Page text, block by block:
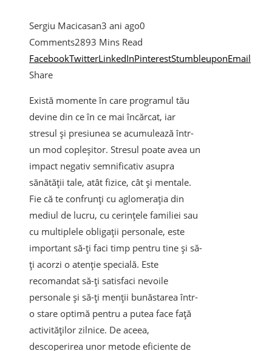
Sergiu Macicasan3 ani ago0
Comments2893 Mins Read
FacebookTwitterLinkedInPinterestStumbleuponEmail
Share
Există momente în care programul tău
devine din ce în ce mai încărcat, iar
stresul și presiunea se acumulează într-
un mod copleșitor. Stresul poate avea un
impact negativ semnificativ asupra
sănătății tale, atât fizice, cât și mentale.
Fie că te confrunți cu aglomerația din
mediul de lucru, cu cerințele familiei sau
cu multiplele obligații personale, este
important să-ți faci timp pentru tine și să-
ți acorzi o atenție specială. Este
recomandat să-ți satisfaci nevoile
personale și să-ți menții bunăstarea într-
o stare optimă pentru a putea face față
activităților zilnice. De aceea,
descoperirea unor metode eficiente de